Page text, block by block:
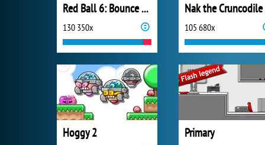
Red Ball 6: Bounce Ball
130 350x
Nak the Cruncodile
105 680x
Hoggy 2 Primary